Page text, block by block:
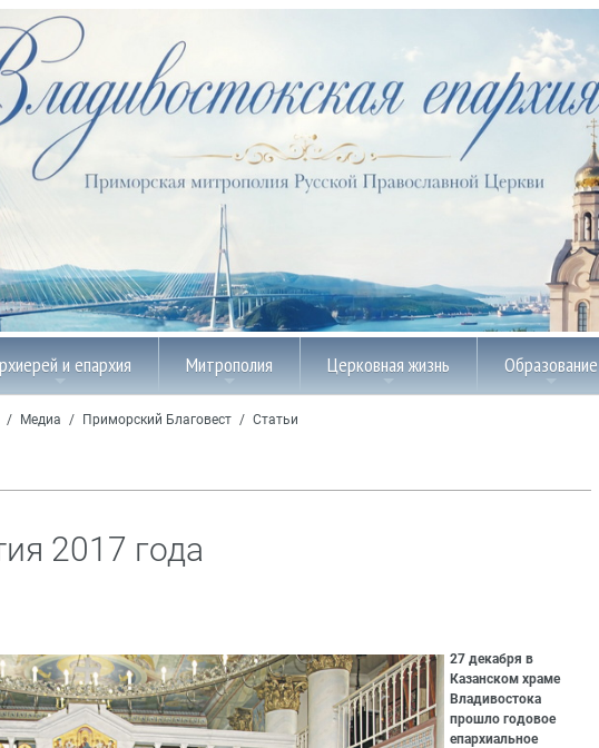
и епархия Митрополия Церковная жизнь Образование
/ Медиа / Приморский Благовест / Статьи
2017 года
27 декабря в
Казанском храме
Владивостока
прошло годовое
епархиальное